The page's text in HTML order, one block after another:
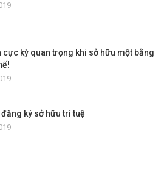
cực kỳ quan trọng khi sở hữu một bằng
đăng ký sở hữu trí tuệ